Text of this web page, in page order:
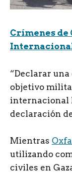
Crímenes de
“Declarar
objetivo
internacional
declaración
Mientras
utilizando
civiles en